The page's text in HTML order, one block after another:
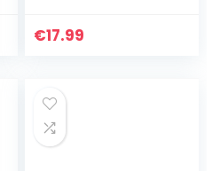
Arctis 5 Arctis 7-
€17.99